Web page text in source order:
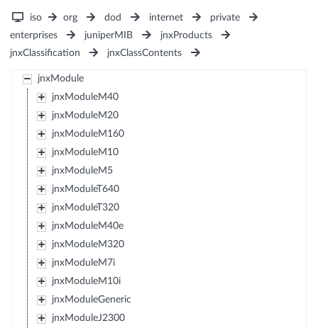
iso org dod internet
private
enterprises
juniperMIB
jnxProducts
jnxClassification
jnxClassContents
jnxModule
jnxModuleM40
jnxModuleM20
jnxModuleM160
jnxModuleM10
jnxModuleM5
jnxModuleT640
jnxModuleT320
jnxModuleM40e
jnxModuleM320
jnxModuleM7i
jnxModuleM10i
jnxModuleGeneric
jnxModuleJ2300